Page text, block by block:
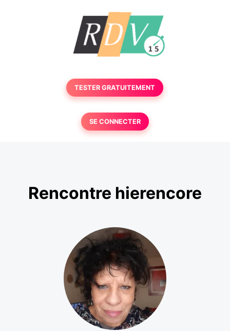
TESTER GRATUITEMENT
SE CONNECTER
Rencontre hierencore